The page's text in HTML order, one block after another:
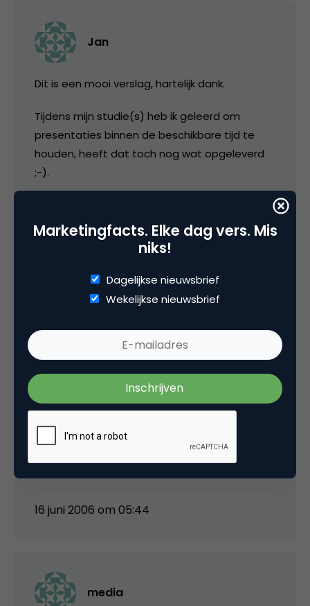
Jan
Dit is een mooi verslag, hartelijk dank.
Tijdens mijn studie(s) heb ik geleerd om
presentaties binnen de beschikbare tijd te
houden, heeft dat toch nog wat opgeleverd
;-).
Jurjen de Vries
Ook mijn complimenten aan DutchBlend voor
de goede organisatie en het waardevolle
congres.
2 Zaken die ik nog graag terug had zien komen
zijn Wiki(pedia) en thuiszorg apparatuur. Maar
wellicht voor de volgende keer, want wat mij
betreft is het voor herhaling vatbaar.
16 juni 2006 om 05:44
media
Marketingfacts. Elke dag vers. Mis
niks!
Dagelijkse nieuwsbrief
Wekelijkse nieuwsbrief